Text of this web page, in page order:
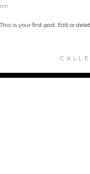
is your first post. Edit or